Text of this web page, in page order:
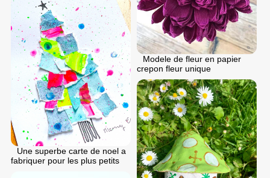
Modele de fleur en papier
crepon fleur unique
Une superbe carte de noel a
fabriquer pour les plus petits